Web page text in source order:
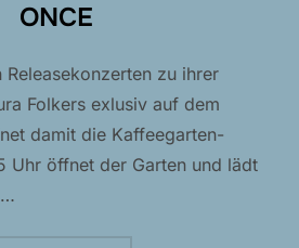
ONCE
zu ihrer
Folkers exlusiv auf dem
damit die Kaffeegarten-
Uhr öffnet der Garten und lädt
…